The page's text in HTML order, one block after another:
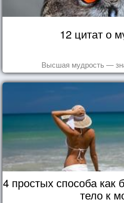
12 цитат о
Высшая мудрость —
4 простых способа как
тело к